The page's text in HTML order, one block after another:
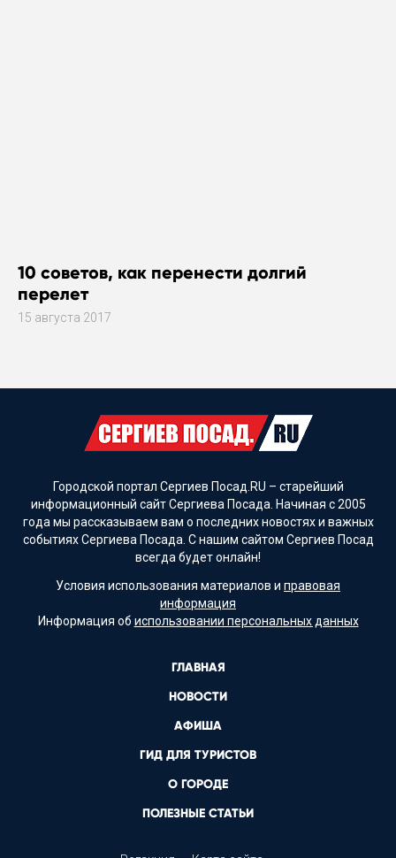
10 советов, как перенести долгий
перелет
15 августа 2017
Городской портал Сергиев Посад.RU – старейший
информационный сайт Сергиева Посада. Начиная с 2005
года мы рассказываем вам о последних новостях и важных
событиях Сергиева Посада. С нашим сайтом Сергиев Посад
всегда будет онлайн!
Условия использования материалов и правовая
информация
Информация об использовании персональных данных
ГЛАВНАЯ
НОВОСТИ
АФИША
ГИД ДЛЯ ТУРИСТОВ
О ГОРОДЕ
ПОЛЕЗНЫЕ СТАТЬИ